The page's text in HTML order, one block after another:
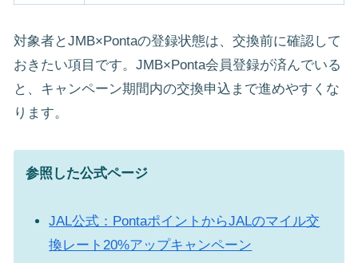
対象者とJMB×Pontaの登録状態は、交換前に確認して
おきたい項目です。JMB×Ponta会員登録が済んでいる
と、キャンペーン期間内の交換申込まで進めやすくな
ります。
参照した公式ページ
JAL公式：PontaポイントからJALのマイル交
換レート20%アップキャンペーン